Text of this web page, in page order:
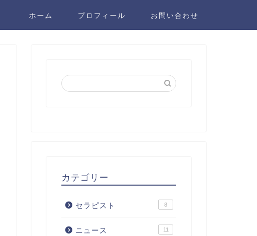
ホーム プロフィール お問い合わせ
カテゴリー
セラピスト 8
ニュース 11